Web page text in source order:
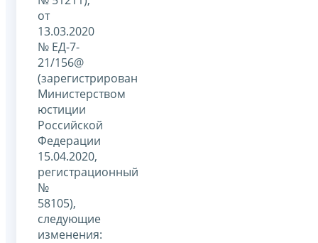
от
13.03.2020
№ ЕД-7-
21/156@
(зарегистрирован
Министерством
юстиции
Российской
Федерации
15.04.2020,
регистрационный
№
58105),
следующие
изменения: